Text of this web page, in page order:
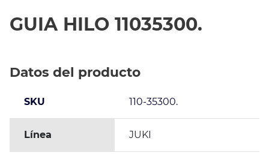
GUIA HILO 11035300.
Datos del producto
SKU 110-35300.
Línea JUKI